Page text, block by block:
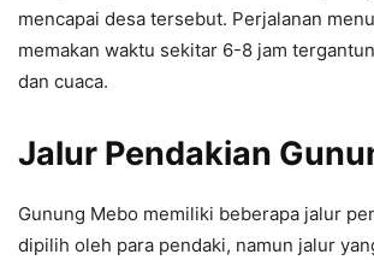
mencapai desa tersebut. Perjalanan
memakan waktu sekitar 6-8 jam
dan cuaca.
Jalur Pendakian
Gunung Mebo memiliki beberapa jalur
dipilih oleh para pendaki, namun jalur